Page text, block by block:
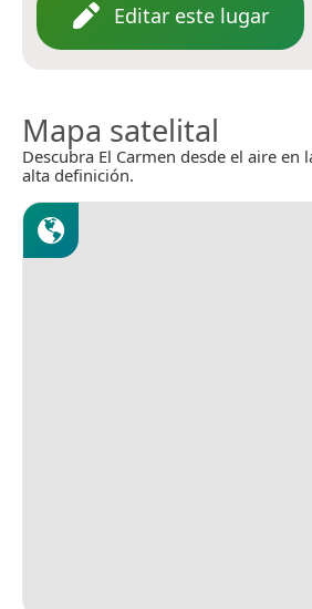
Editar este lugar
Mapa satelital
Descubra El Carmen desde el aire en
alta definición.